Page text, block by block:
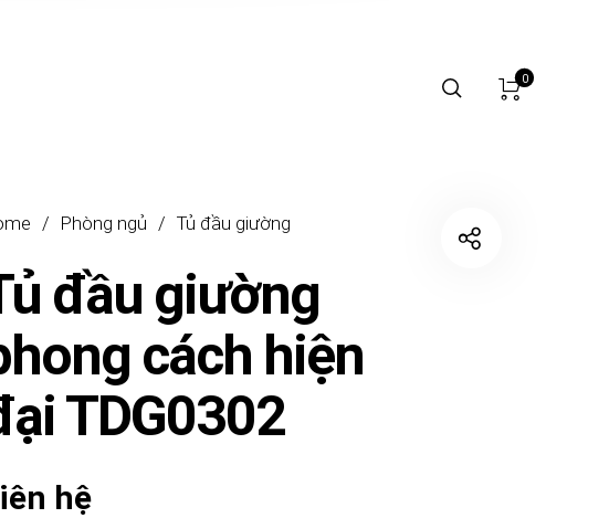
0
/ Phòng ngủ / Tủ đầu giường
đầu giường
cách hiện
TDG0302
hệ